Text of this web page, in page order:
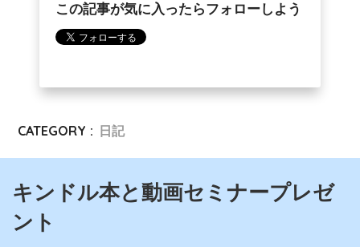
この記事が気に入ったらフォローしよう
CATEGORY : 日記
キンドル本と動画セミナープレゼ
ント